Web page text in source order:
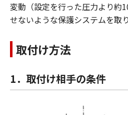
変動（設定を行った圧力より約
せないような保護システムを取
取付け方法
1．取付け相手の条件